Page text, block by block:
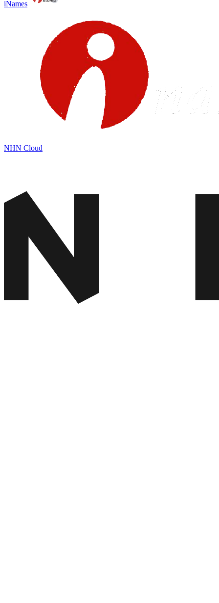
iNames
NHN Cloud